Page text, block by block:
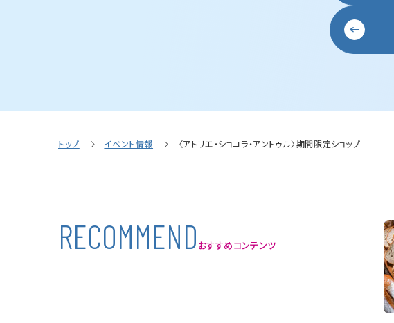
トップ イベント情報 〈アトリエ・ショコラ・アントゥル〉期間限定ショップ
RECOMMEND おすすめコンテンツ